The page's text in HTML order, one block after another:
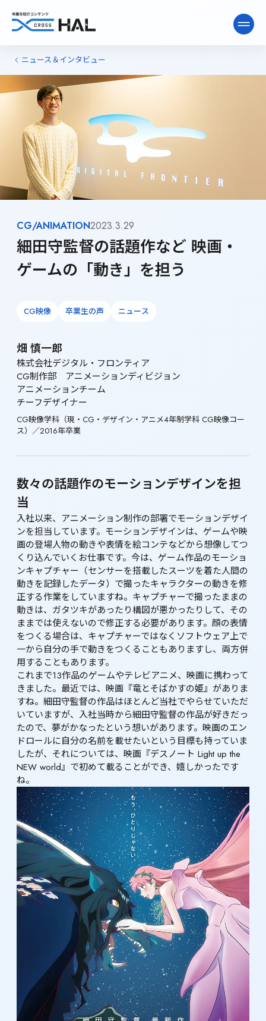
ニュース&インタビュー
卒業生ライブラリー
卒業生向け情報
ニュース＆インタビュー
CG/ANIMATION2023.3.29
細田守監督の話題作など 映画・
ゲームの「動き」を担う
CG映像 卒業生の声 ニュース
畑 慎一郎
株式会社デジタル・フロンティア
CG制作部　アニメーションディビジョン
アニメーションチーム
チーフデザイナー
CG映像学科（現・CG・デザイン・アニメ4年制学科 CG映像コー
ス）／2016年卒業
数々の話題作のモーションデザインを担
当
入社以来、アニメーション制作の部署でモーションデザイ
ンを担当しています。モーションデザインは、ゲームや映
画の登場人物の動きや表情を絵コンテなどから想像してつ
くり込んでいくお仕事です。今は、ゲーム作品のモーショ
ンキャプチャー（センサーを搭載したスーツを着た人間の
動きを記録したデータ）で撮ったキャラクターの動きを修
正する作業をしていますね。キャプチャーで撮ったままの
動きは、ガタツキがあったり構図が悪かったりして、その
ままでは使えないので修正する必要があります。顔の表情
をつくる場合は、キャプチャーではなくソフトウェア上で
一から自分の手で動きをつくることもありますし、両方併
用することもあります。
これまで13作品のゲームやテレビアニメ、映画に携わって
きました。最近では、映画『竜とそばかすの姫』がありま
すね。細田守監督の作品はほとんど当社でやらせていただ
いていますが、入社当時から細田守監督の作品が好きだっ
たので、夢がかなったという想いがあります。映画のエン
ドロールに自分の名前を載せたいという目標も持っていま
したが、それについては、映画『デスノート Light up the
NEW world』で初めて載ることができ、嬉しかったです
ね。